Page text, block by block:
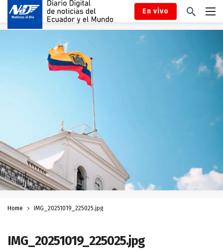
En vivo
Home IMG_20251019_225025.jpg
IMG_20251019_225025.jpg